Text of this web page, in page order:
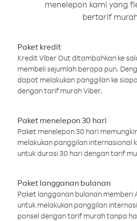
menelepon kami yang
bertarif
Paket kredit
Kredit Viber Out ditambahkan ke
membeli sejumlah berapa pun.
dapat melakukan panggilan ke
dengan tarif murah Viber.
Paket menelepon 30 hari
Paket menelepon 30 hari
melakukan panggilan internasional
untuk durasi 30 hari dengan tarif
Paket langganan bulanan
Paket langganan bulanan memberi
untuk melakukan panggilan
ponsel dengan tarif murah tanpa